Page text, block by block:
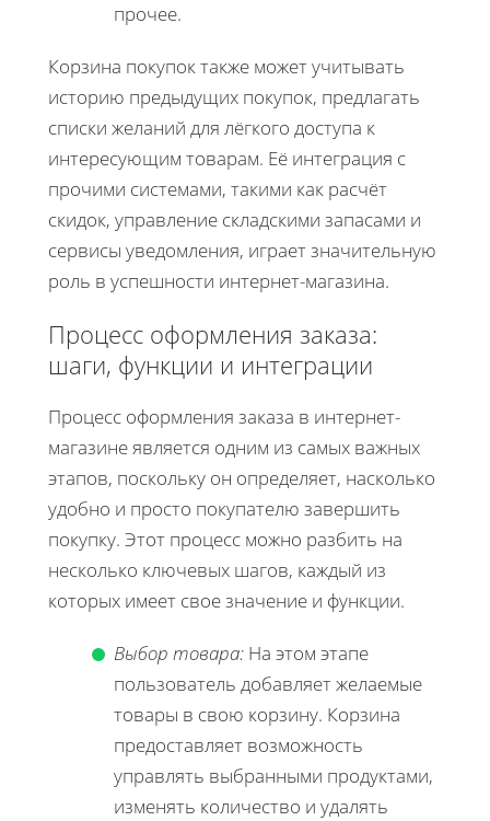
прочее.
Корзина покупок также может учитывать
историю предыдущих покупок, предлагать
списки желаний для лёгкого доступа к
интересующим товарам. Её интеграция с
прочими системами, такими как расчёт
скидок, управление складскими запасами и
сервисы уведомления, играет значительную
роль в успешности интернет-магазина.
Процесс оформления заказа:
шаги, функции и интеграции
Процесс оформления заказа в интернет-
магазине является одним из самых важных
этапов, поскольку он определяет, насколько
удобно и просто покупателю завершить
покупку. Этот процесс можно разбить на
несколько ключевых шагов, каждый из
которых имеет свое значение и функции.
Выбор товара: На этом этапе
пользователь добавляет желаемые
товары в свою корзину. Корзина
предоставляет возможность
управлять выбранными продуктами,
изменять количество и удалять